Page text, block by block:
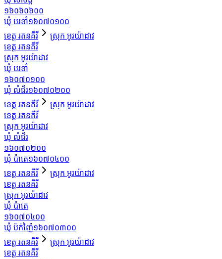
១៦០៦០៦០០
ឃុំ បរខាំ១៦០៧០១០០
ខេត្ត រតនគីរី
ស្រុក អូរយ៉ាដាវ
ខេត្ត រតនគីរី
ស្រុក អូរយ៉ាដាវ
ឃុំ បរខាំ
១៦០៧០១០០
ឃុំ លំជ័រ១៦០៧០២០០
ខេត្ត រតនគីរី
ស្រុក អូរយ៉ាដាវ
ខេត្ត រតនគីរី
ស្រុក អូរយ៉ាដាវ
ឃុំ លំជ័រ
១៦០៧០២០០
ឃុំ ប៉ាតេ១៦០៧០៤០០
ខេត្ត រតនគីរី
ស្រុក អូរយ៉ាដាវ
ខេត្ត រតនគីរី
ស្រុក អូរយ៉ាដាវ
ឃុំ ប៉ាតេ
១៦០៧០៤០០
ឃុំ ប៉ក់ញ៉ៃ១៦០៧០៣០០
ខេត្ត រតនគីរី
ស្រុក អូរយ៉ាដាវ
ខេត្ត រតនគីរី